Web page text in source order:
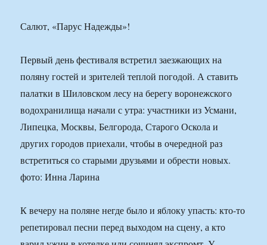
Салют, «Парус Надежды»!
Первый день фестиваля встретил заезжающих на
поляну гостей и зрителей теплой погодой. А ставить
палатки в Шиловском лесу на берегу воронежского
водохранилища начали с утра: участники из Усмани,
Липецка, Москвы, Белгорода, Старого Оскола и
других городов приехали, чтобы в очередной раз
встретиться со старыми друзьями и обрести новых.
фото: Инна Ларина
К вечеру на поляне негде было и яблоку упасть: кто-то
репетировал песни перед выходом на сцену, а кто